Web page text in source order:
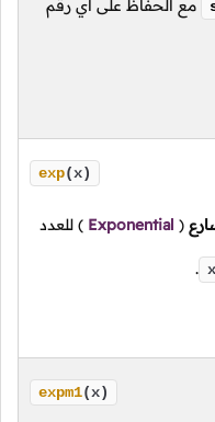
مع الحفاظ على أي رقم
exp(x)
(
Exponential
) للعدد
x
.
expm1(x)